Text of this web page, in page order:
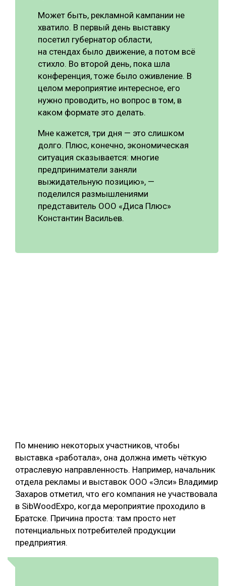
Может быть, рекламной кампании не
хватило. В первый день выставку
посетил губернатор области,
на стендах было движение, а потом всё
стихло. Во второй день, пока шла
конференция, тоже было оживление. В
целом мероприятие интересное, его
нужно проводить, но вопрос в том, в
каком формате это делать.
Мне кажется, три дня — это слишком
долго. Плюс, конечно, экономическая
ситуация сказывается: многие
предприниматели заняли
выжидательную позицию», —
поделился размышлениями
представитель ООО «Диса Плюс»
Константин Васильев.
По мнению некоторых участников, чтобы
выставка «работала», она должна иметь чёткую
отраслевую направленность. Например, начальник
отдела рекламы и выставок ООО «Элси» Владимир
Захаров отметил, что его компания не участвовала
в SibWoodExpo, когда мероприятие проходило в
Братске. Причина проста: там просто нет
потенциальных потребителей продукции
предприятия.